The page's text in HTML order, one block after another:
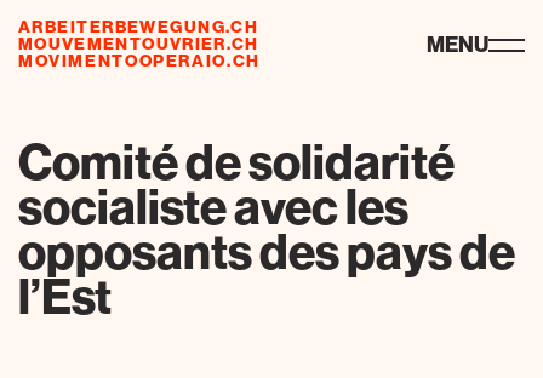
ARBEITERBEWEGUNG.CH
MOUVEMENTOUVRIER.CH
MOVIMENTOOPERAIO.CH
risorse MENU
Comité de solidarité
socialiste avec les
opposants des pays de
l’Est